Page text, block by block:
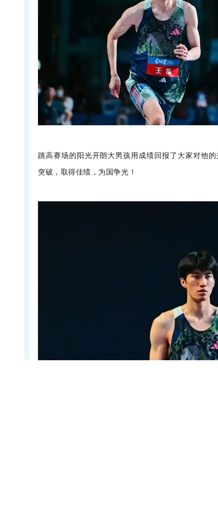
跳高赛场的阳光开朗大男孩用成绩回报了大家对他
突破，取得佳绩，为国争光！